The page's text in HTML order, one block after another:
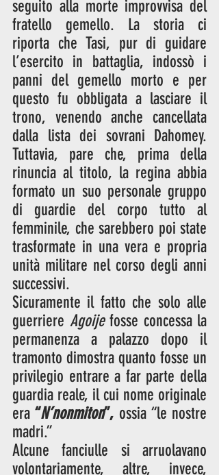
seguito alla morte improvvisa del
fratello gemello. La storia ci
riporta che Tasi, pur di guidare
l’esercito in battaglia, indossò i
panni del gemello morto e per
questo fu obbligata a lasciare il
trono, venendo anche cancellata
dalla lista dei sovrani Dahomey.
Tuttavia, pare che, prima della
rinuncia al titolo, la regina abbia
formato un suo personale gruppo
di guardie del corpo tutto al
femminile, che sarebbero poi state
trasformate in una vera e propria
unità militare nel corso degli anni
successivi.
Sicuramente il fatto che solo alle
guerriere Agoije fosse concessa la
permanenza a palazzo dopo il
tramonto dimostra quanto fosse un
privilegio entrare a far parte della
guardia reale, il cui nome originale
era “N’nonmiton”, ossia “le nostre
madri.”
Alcune fanciulle si arruolavano
volontariamente, altre, invece,